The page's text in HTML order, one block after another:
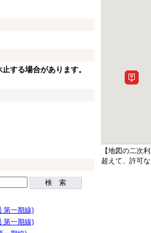
する場合があります。
検 索
第一期線)
第一期線)
【地図の二次
超えて、許可